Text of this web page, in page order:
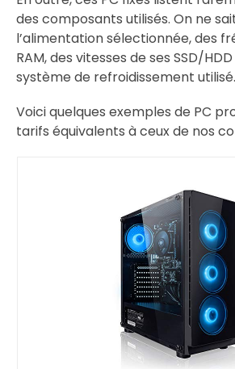
des composants utilisés. On ne
l’alimentation sélectionnée, des
RAM, des vitesses de ses SSD/
système de refroidissement utilisé.
Voici quelques exemples de PC
tarifs équivalents à ceux de nos